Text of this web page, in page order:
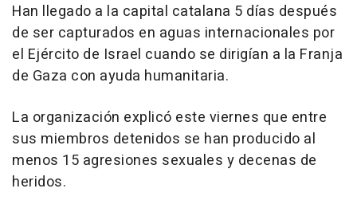
Han llegado a la capital catalana 5 días después
de ser capturados en aguas internacionales por
el Ejército de Israel cuando se dirigían a la Franja
de Gaza con ayuda humanitaria.
La organización explicó este viernes que entre
sus miembros detenidos se han producido al
menos 15 agresiones sexuales y decenas de
heridos.